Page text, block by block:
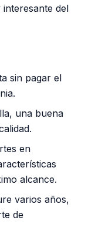
del
sin pagar el
una buena
en
alcance.
varios años,
de